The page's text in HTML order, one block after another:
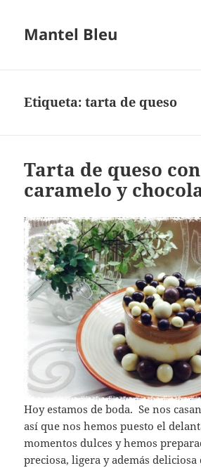
Mantel Bleu
Etiqueta:tarta de queso
Tarta de queso con
caramelo y
Hoy estamos de boda. Se nos
así que nos hemos puesto el
momentos dulces y hemos
preciosa, ligera y además